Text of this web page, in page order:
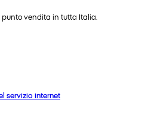
vendita in tutta Italia.
servizio internet